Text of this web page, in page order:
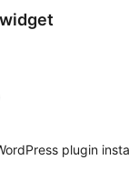
plugin